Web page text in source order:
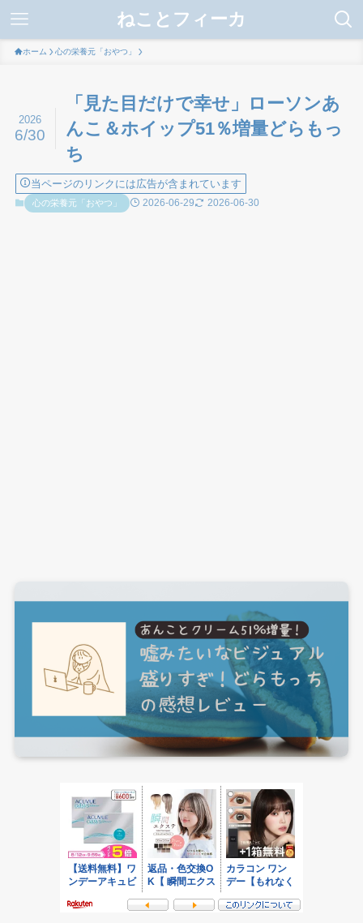
ねことフィーカ
ホーム 心の栄養元「おやつ」
「見た目だけで幸せ」ローソンあ
んこ＆ホイップ51％増量どらもっ
ち
2026
6/30
当ページのリンクには広告が含まれています
心の栄養元「おやつ」 2026-06-29 2026-06-30